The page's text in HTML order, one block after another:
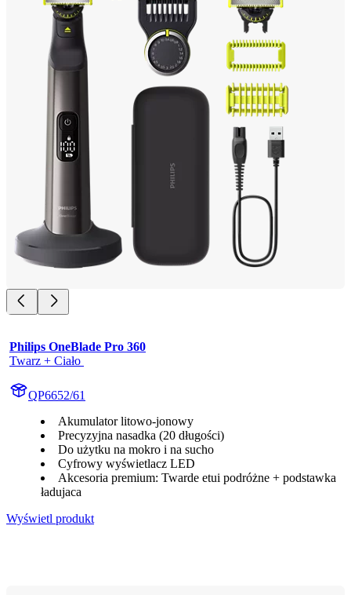
Philips OneBlade Pro 360
Twarz + Ciało
QP6652/61
Akumulator litowo-jonowy
Precyzyjna nasadka (20 długości)
Do użytku na mokro i na sucho
Cyfrowy wyświetlacz LED
Akcesoria premium: Twarde etui podróżne + podstawka
ładujaca
Wyświetl produkt